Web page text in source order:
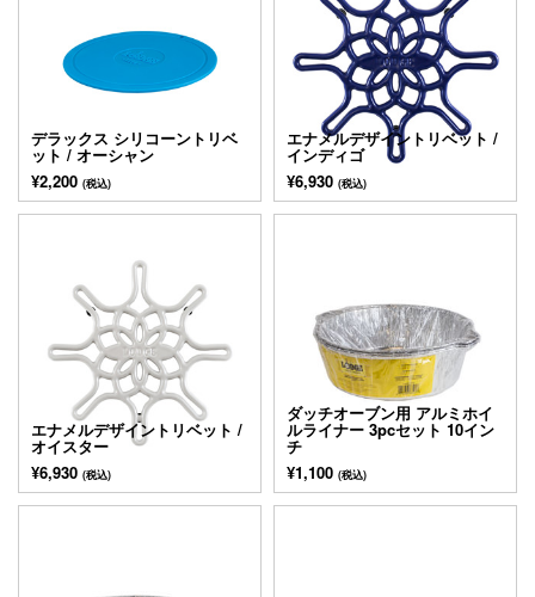
デラックス シリコーントリベ
ット / オーシャン
¥2,200 (税込)
エナメルデザイントリベット /
インディゴ
¥6,930 (税込)
エナメルデザイントリベット /
オイスター
¥6,930 (税込)
ダッチオーブン用 アルミホイ
ルライナー 3pcセット 10イン
チ
¥1,100 (税込)